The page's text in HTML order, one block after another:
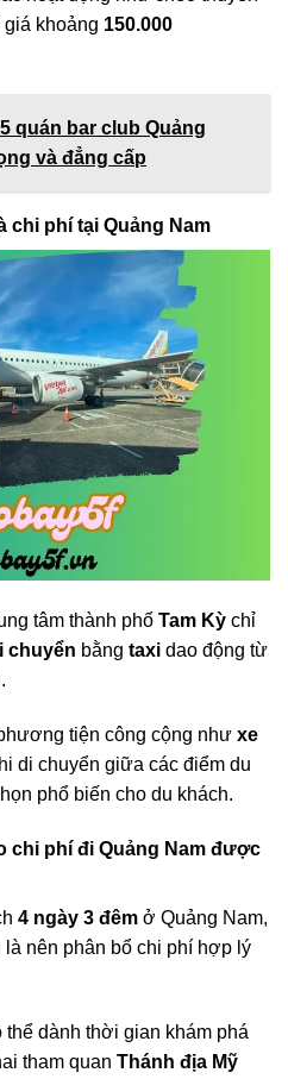
khoảng 150.000
quán bar club Quảng
và đẳng cấp
chi phí tại Quảng Nam
tâm thành phố Tam Kỳ chỉ
chuyển bằng taxi dao động từ
.
tiện công cộng như xe
di chuyển giữa các điểm du
phổ biến cho du khách.
chi phí đi Quảng Nam được
4 ngày 3 đêm ở Quảng Nam,
là nên phân bổ chi phí hợp lý
dành thời gian khám phá
tham quan Thánh địa Mỹ